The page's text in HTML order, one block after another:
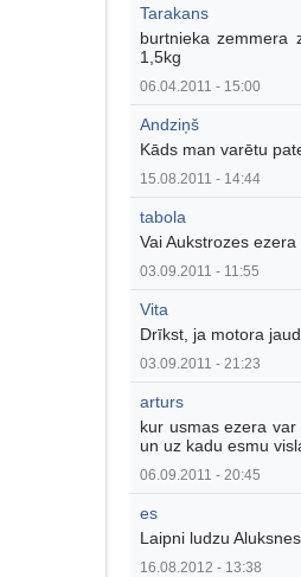
Tarakans
burtnieka zemmera
1,5kg
06.04.2011 - 15:00
Andziņš
Kāds man varētu
15.08.2011 - 14:44
tabola
Vai Aukstrozes
03.09.2011 - 11:55
Vita
Drīkst, ja motora
03.09.2011 - 21:23
arturs
kur usmas ezera
un uz kadu esmu
06.09.2011 - 20:45
es
Laipni ludzu
16.08.2012 - 13:38